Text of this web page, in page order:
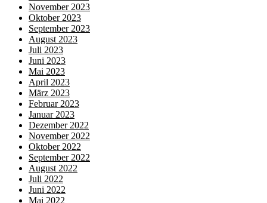
November 2023
Oktober 2023
September 2023
August 2023
Juli 2023
Juni 2023
Mai 2023
April 2023
März 2023
Februar 2023
Januar 2023
Dezember 2022
November 2022
Oktober 2022
September 2022
August 2022
Juli 2022
Juni 2022
Mai 2022